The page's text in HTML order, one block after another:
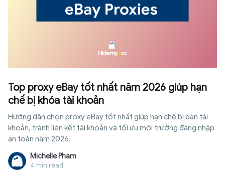
Top proxy eBay tốt nhất năm 2026 giúp hạn
chế bị khóa tài khoản
Hướng dẫn chọn proxy eBay tốt nhất giúp hạn chế bị ban tài
khoản, tránh liên kết tài khoản và tối ưu môi trường đăng nhập
an toàn năm 2026.
Michelle Pham
4 min read